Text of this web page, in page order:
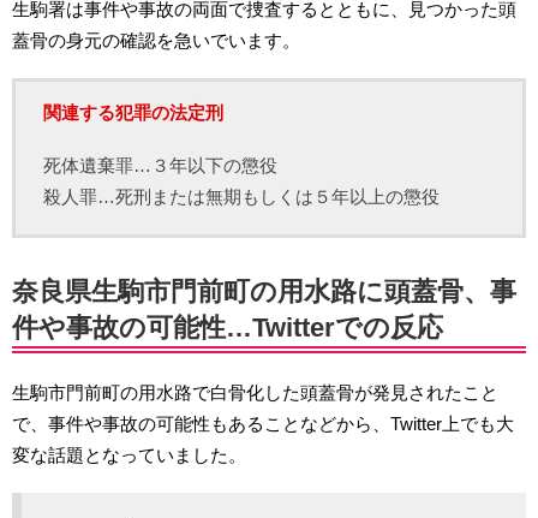
生駒署は事件や事故の両面で捜査するとともに、見つかった頭
蓋骨の身元の確認を急いでいます。
関連する犯罪の法定刑
死体遺棄罪…３年以下の懲役
殺人罪…死刑または無期もしくは５年以上の懲役
奈良県生駒市門前町の用水路に頭蓋骨、事
件や事故の可能性…Twitterでの反応
生駒市門前町の用水路で白骨化した頭蓋骨が発見されたこと
で、事件や事故の可能性もあることなどから、Twitter上でも大
変な話題となっていました。